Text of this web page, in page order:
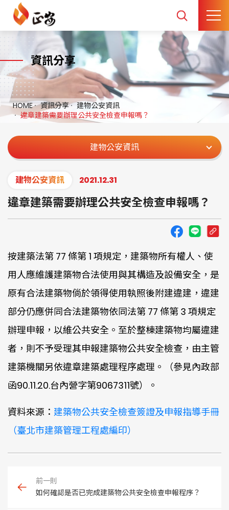
資訊分享
HOME 資訊分享
建物公安資訊
違章建築需要辦理公共安全檢查申報嗎？
建物公安資訊
建物公安資訊 2021.12.31
違章建築需要辦理公共安全檢查申報嗎？
按建築法第 77 條第 1 項規定，建築物所有權人、使
用人應維護建築物合法使用與其構造及設備安全，是
原有合法建築物倘於領得使用執照後附建違建，違建
部分仍應併同合法建築物依同法第 77 條第 3 項規定
辦理申報，以維公共安全。至於整棟建築物均屬違建
者，則不予受理其申報建築物公共安全檢查，由主管
建築機關另依違章建築處理程序處理。（參見內政部
函90.11.20.台內營字第9067311號）。
資料來源： 建築物公共安全檢查簽證及申報指導手冊
（臺北市建築管理工程處編印）
如何確認是否已完成建築物公共安全檢查申報程序？